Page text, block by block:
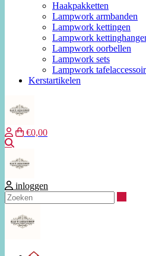
Haakpakketten
Lampwork armbanden
Lampwork kettingen
Lampwork
Lampwork oorbellen
Lampwork sets
Lampwork
Kerstartikelen
€0,00
inloggen